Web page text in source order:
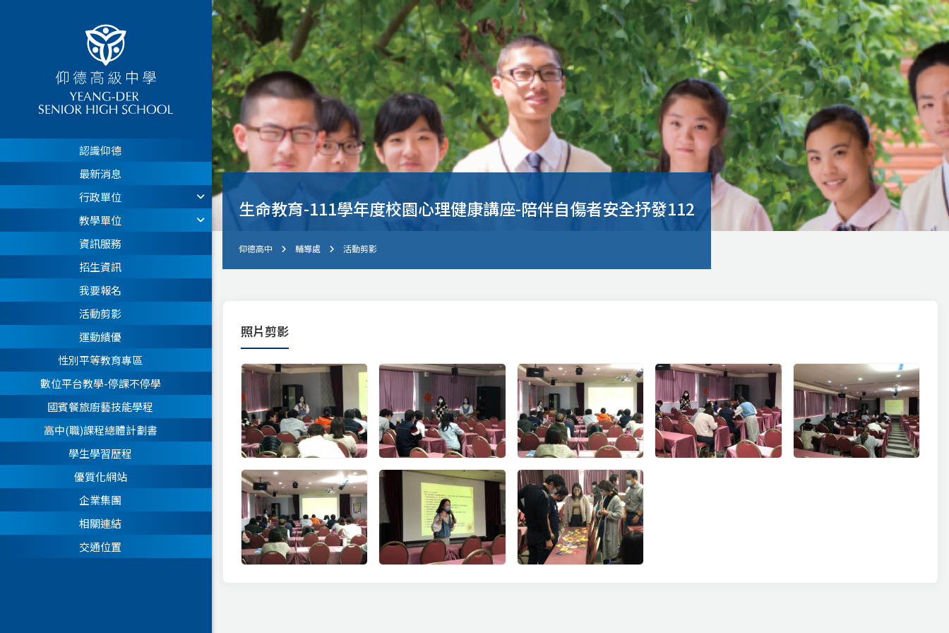
認識仰德
最新消息
行政單位
教學單位
資訊服務
招生資訊
我要報名
活動剪影
運動績優
性別平等教育專區
數位平台教學-停課不停學
國賓餐旅廚藝技能學程
高中(職)課程總體計劃書
學生學習歷程
優質化網站
企業集團
相關連結
交通位置
生命教育-111學年度校園心理健康講座-陪伴自傷者安全抒發112
仰德高中 輔導處 活動剪影
照片剪影